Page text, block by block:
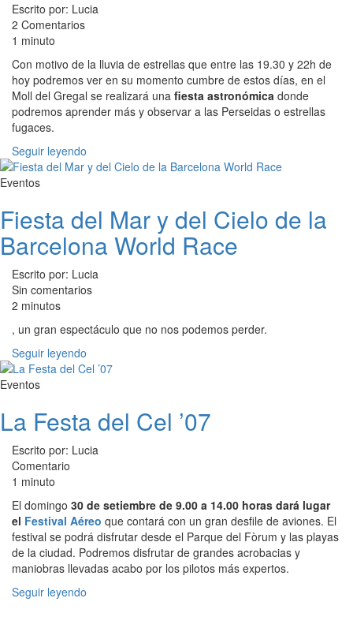
Escrito por: Lucia
2 Comentarios
1 minuto
Con motivo de la lluvia de estrellas que entre las 19.30 y 22h de
hoy podremos ver en su momento cumbre de estos días, en el
Moll del Gregal se realizará una fiesta astronómica donde
podremos aprender más y observar a las Perseidas o estrellas
fugaces.
Seguir leyendo
Eventos
Fiesta del Mar y del Cielo de la
Barcelona World Race
Escrito por: Lucia
Sin comentarios
2 minutos
, un gran espectáculo que no nos podemos perder.
Seguir leyendo
Eventos
La Festa del Cel ’07
Escrito por: Lucia
Comentario
1 minuto
El domingo 30 de setiembre de 9.00 a 14.00 horas dará lugar
el Festival Aéreo que contará con un gran desfile de aviones. El
festival se podrá disfrutar desde el Parque del Fòrum y las playas
de la ciudad. Podremos disfrutar de grandes acrobacias y
maniobras llevadas acabo por los pilotos más expertos.
Seguir leyendo